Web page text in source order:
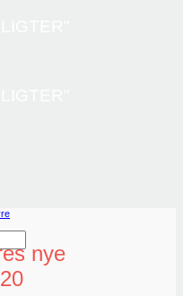
nye